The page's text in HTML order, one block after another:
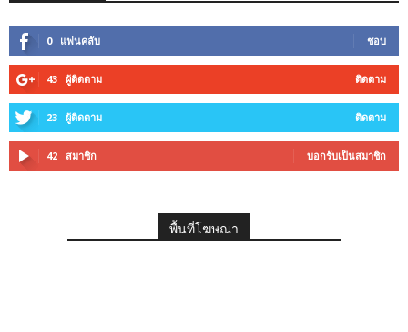
0 แฟนคลับ ชอบ
43 ผู้ติดตาม ติดตาม
23 ผู้ติดตาม ติดตาม
42 สมาชิก บอกรับเป็นสมาชิก
พื้นที่โฆษณา